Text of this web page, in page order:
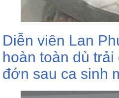
Diễn viên Lan
hoàn toàn dù
đớn sau ca sinh